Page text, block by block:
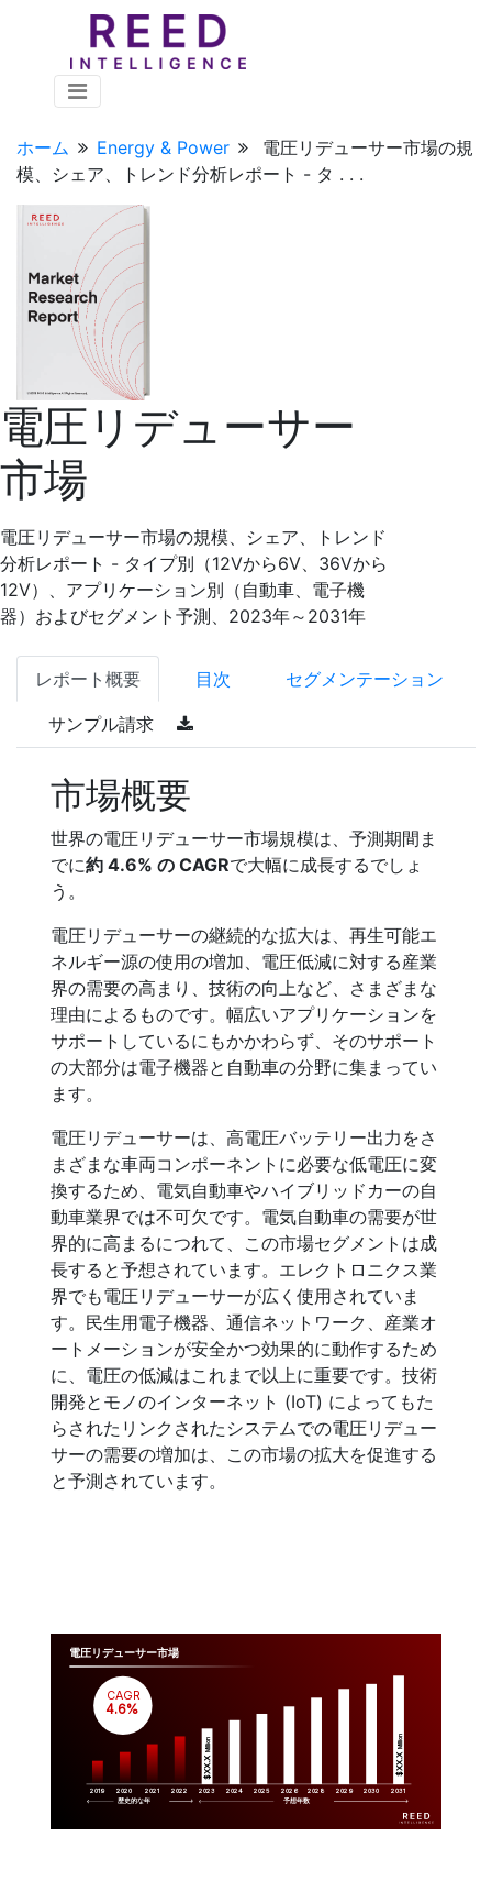
ホーム Energy & Power
電圧リデューサー市場の規
模、シェア、トレンド分析レポート - タ . . .
電圧リデューサー
市場
電圧リデューサー市場の規模、シェア、トレンド
分析レポート - タイプ別（12Vから6V、36Vから
12V）、アプリケーション別（自動車、電子機
器）およびセグメント予測、2023年～2031年
レポート概要 目次 セグメンテーション
サンプル請求
市場概要
世界の電圧リデューサー市場規模は、予測期間ま
でに約 4.6% の CAGRで大幅に成長するでしょ
う。
電圧リデューサーの継続的な拡大は、再生可能エ
ネルギー源の使用の増加、電圧低減に対する産業
界の需要の高まり、技術の向上など、さまざまな
理由によるものです。幅広いアプリケーションを
サポートしているにもかかわらず、そのサポート
の大部分は電子機器と自動車の分野に集まってい
ます。
電圧リデューサーは、高電圧バッテリー出力をさ
まざまな車両コンポーネントに必要な低電圧に変
換するため、電気自動車やハイブリッドカーの自
動車業界では不可欠です。電気自動車の需要が世
界的に高まるにつれて、この市場セグメントは成
長すると予想されています。エレクトロニクス業
界でも電圧リデューサーが広く使用されていま
す。民生用電子機器、通信ネットワーク、産業オ
ートメーションが安全かつ効果的に動作するため
に、電圧の低減はこれまで以上に重要です。技術
開発とモノのインターネット (IoT) によってもた
らされたリンクされたシステムでの電圧リデュー
サーの需要の増加は、この市場の拡大を促進する
と予測されています。
電圧リデューサー市場
2019 2020 2021 2022 2023 2024 2025 2026 2028 2029 2030 2031
$XX.X
Million
$XX.X
Million
CAGR
4.6%
歴史的な年 予想年数